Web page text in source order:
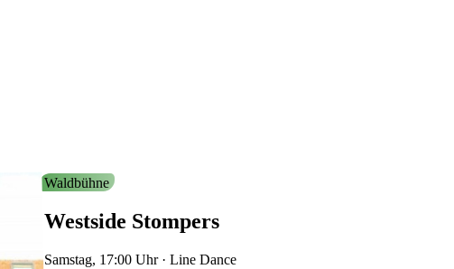
Waldbühne
Westside Stompers
Samstag, 17:00 Uhr· Line Dance